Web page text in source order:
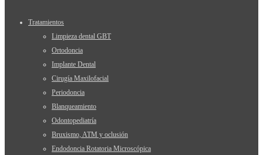
Tratamientos
Limpieza dental GBT
Ortodoncia
Implante Dental
Cirugía Maxilofacial
Periodoncia
Blanqueamiento
Odontopediatría
Bruxismo, ATM y oclusión
Endodoncia Rotatoria Microscópica